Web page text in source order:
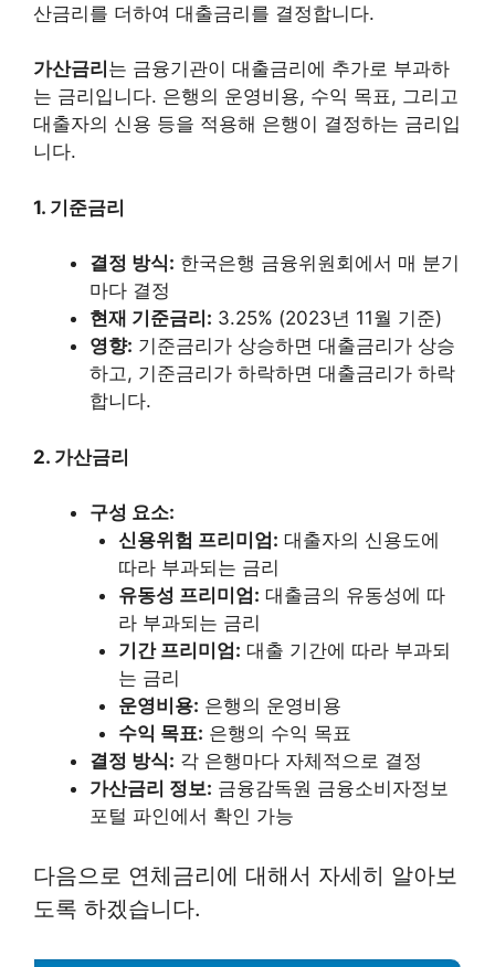
산금리를 더하여 대출금리를 결정합니다.
가산금리 는 금융기관이 대출금리에 추가로 부과하
는 금리입니다. 은행의 운영비용, 수익 목표, 그리고
대출자의 신용 등을 적용해 은행이 결정하는 금리입
니다.
1. 기준금리
결정 방식: 한국은행 금융위원회에서 매 분기
마다 결정
현재 기준금리: 3.25% (2023년 11월 기준)
영향: 기준금리가 상승하면 대출금리가 상승
하고, 기준금리가 하락하면 대출금리가 하락
합니다.
2. 가산금리
구성 요소:
신용위험 프리미엄: 대출자의 신용도에
따라 부과되는 금리
유동성 프리미엄: 대출금의 유동성에 따
라 부과되는 금리
기간 프리미엄: 대출 기간에 따라 부과되
는 금리
운영비용: 은행의 운영비용
수익 목표: 은행의 수익 목표
결정 방식: 각 은행마다 자체적으로 결정
가산금리 정보: 금융감독원 금융소비자정보
포털 파인에서 확인 가능
다음으로 연체금리에 대해서 자세히 알아보
도록 하겠습니다.